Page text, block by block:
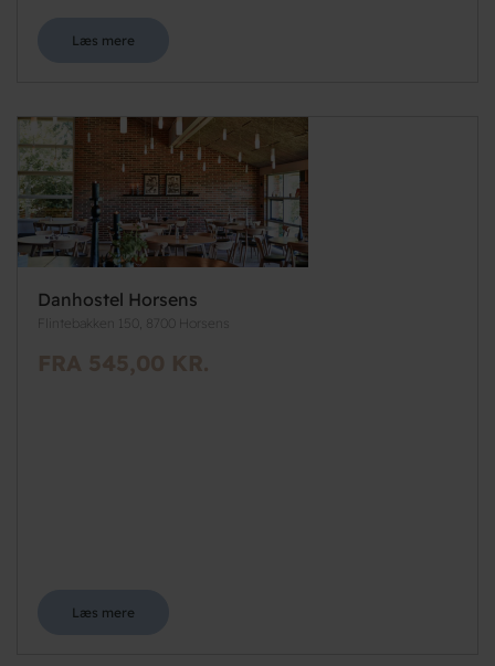
Læs mere
Danhostel Horsens
Flintebakken 150, 8700 Horsens
FRA 545,00 KR.
Læs mere